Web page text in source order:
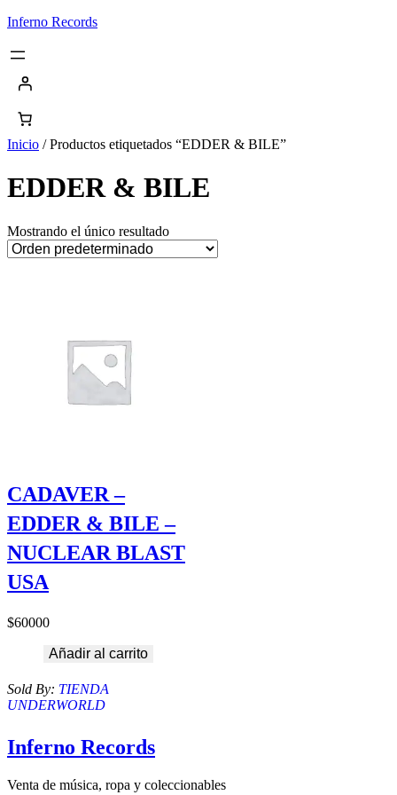
Saltar
contenido
Inferno Records
Inicio / Productos etiquetados “EDDER & BILE”
EDDER & BILE
Mostrando el único resultado
CADAVER –
EDDER & BILE –
NUCLEAR BLAST
USA
$60000
Añadir al carrito
Sold By: TIENDA
UNDERWORLD
Inferno Records
Venta de música, ropa y coleccionables